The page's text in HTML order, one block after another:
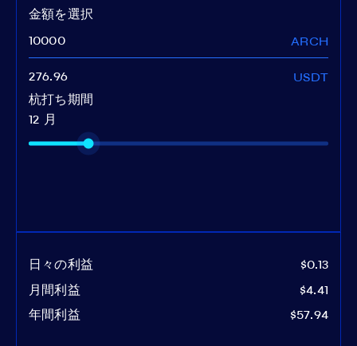
金額を選択
ARCH
USDT
杭打ち期間
12 月
日々の利益
$0.13
月間利益
$4.41
年間利益
$57.94